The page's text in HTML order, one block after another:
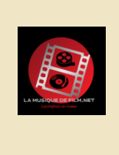
contenu